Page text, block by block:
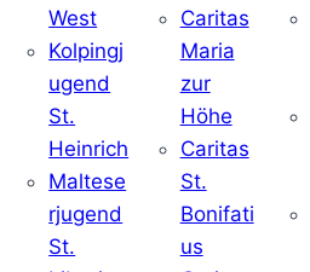
West
Kolpingj
ugend
St.
Heinrich
Maltese
rjugend
St.
Caritas
Maria
zur
Höhe
Caritas
St.
Bonifati
us